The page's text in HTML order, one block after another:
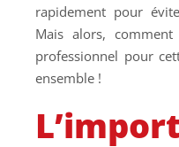
rapidement pour
Mais alors,
professionnel pour
ensemble !